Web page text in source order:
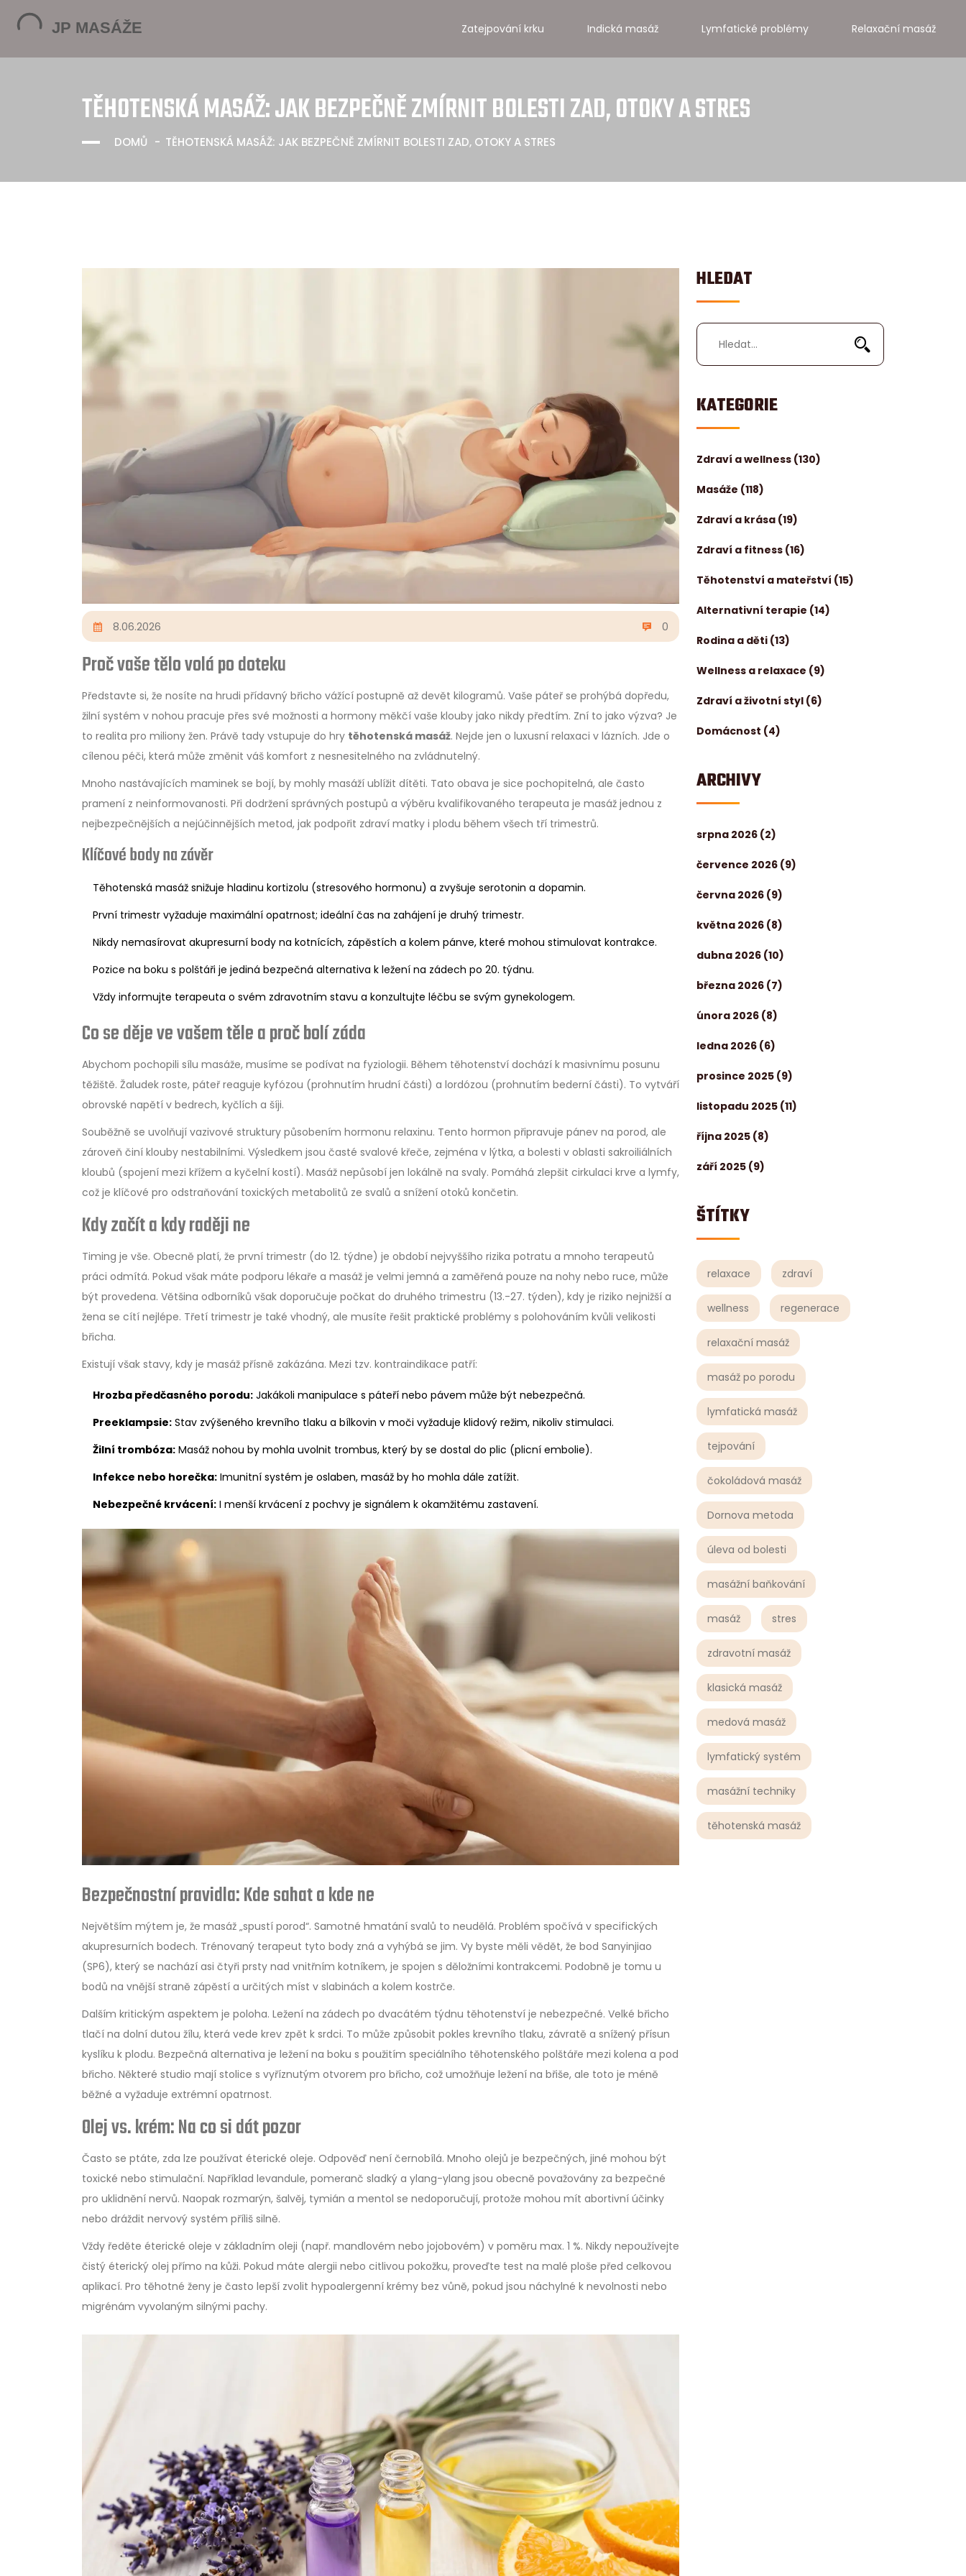
Zatejpování krku Indická masáž Lymfatické problémy Relaxační masáž
TĚHOTENSKÁ MASÁŽ: JAK BEZPEČNĚ ZMÍRNIT BOLESTI ZAD, OTOKY A STRES
DOMŮ TĚHOTENSKÁ MASÁŽ: JAK BEZPEČNĚ ZMÍRNIT BOLESTI ZAD, OTOKY A STRES
HLEDAT
KATEGORIE
Zdraví a wellness (130)
Masáže (118)
Zdraví a krása (19)
Zdraví a fitness (16)
Těhotenství a mateřství (15)
Alternativní terapie (14)
Rodina a děti (13)
Wellness a relaxace (9)
Zdraví a životní styl (6)
Domácnost (4)
ARCHIVY
srpna 2026 (2)
července 2026 (9)
června 2026 (9)
května 2026 (8)
dubna 2026 (10)
března 2026 (7)
února 2026 (8)
ledna 2026 (6)
prosince 2025 (9)
listopadu 2025 (11)
října 2025 (8)
září 2025 (9)
ŠTÍTKY
relaxace zdraví
wellness regenerace
relaxační masáž
masáž po porodu
lymfatická masáž
tejpování
čokoládová masáž
Dornova metoda
úleva od bolesti
masážní baňkování
masáž stres
zdravotní masáž
klasická masáž
medová masáž
lymfatický systém
masážní techniky
těhotenská masáž
8.06.2026 0
Proč vaše tělo volá po doteku
Představte si, že nosíte na hrudi přídavný břicho vážící postupně až devět kilogramů. Vaše páteř se prohýbá dopředu,
žilní systém v nohou pracuje přes své možnosti a hormony měkčí vaše klouby jako nikdy předtím. Zní to jako výzva? Je
to realita pro miliony žen. Právě tady vstupuje do hry těhotenská masáž. Nejde jen o luxusní relaxaci v lázních. Jde o
cílenou péči, která může změnit váš komfort z nesnesitelného na zvládnutelný.
Mnoho nastávajících maminek se bojí, by mohly masáží ublížit dítěti. Tato obava je sice pochopitelná, ale často
pramení z neinformovanosti. Při dodržení správných postupů a výběru kvalifikovaného terapeuta je masáž jednou z
nejbezpečnějších a nejúčinnějších metod, jak podpořit zdraví matky i plodu během všech tří trimestrů.
Klíčové body na závěr
Těhotenská masáž snižuje hladinu kortizolu (stresového hormonu) a zvyšuje serotonin a dopamin.
První trimestr vyžaduje maximální opatrnost; ideální čas na zahájení je druhý trimestr.
Nikdy nemasírovat akupresurní body na kotnících, zápěstích a kolem pánve, které mohou stimulovat kontrakce.
Pozice na boku s polštáři je jediná bezpečná alternativa k ležení na zádech po 20. týdnu.
Vždy informujte terapeuta o svém zdravotním stavu a konzultujte léčbu se svým gynekologem.
Co se děje ve vašem těle a proč bolí záda
Abychom pochopili sílu masáže, musíme se podívat na fyziologii. Během těhotenství dochází k masivnímu posunu
těžiště. Žaludek roste, páteř reaguje kyfózou (prohnutím hrudní části) a lordózou (prohnutím bederní části). To vytváří
obrovské napětí v bedrech, kyčlích a šíji.
Souběžně se uvolňují vazivové struktury působením hormonu relaxinu. Tento hormon připravuje pánev na porod, ale
zároveň činí klouby nestabilními. Výsledkem jsou časté svalové křeče, zejména v lýtka, a bolesti v oblasti sakroiliálních
kloubů (spojení mezi křížem a kyčelní kostí). Masáž nepůsobí jen lokálně na svaly. Pomáhá zlepšit cirkulaci krve a lymfy,
což je klíčové pro odstraňování toxických metabolitů ze svalů a snížení otoků končetin.
Kdy začít a kdy raději ne
Timing je vše. Obecně platí, že první trimestr (do 12. týdne) je období nejvyššího rizika potratu a mnoho terapeutů
práci odmítá. Pokud však máte podporu lékaře a masáž je velmi jemná a zaměřená pouze na nohy nebo ruce, může
být provedena. Většina odborníků však doporučuje počkat do druhého trimestru (13.-27. týden), kdy je riziko nejnižší a
žena se cítí nejlépe. Třetí trimestr je také vhodný, ale musíte řešit praktické problémy s polohováním kvůli velikosti
břicha.
Existují však stavy, kdy je masáž přísně zakázána. Mezi tzv. kontraindikace patří:
Hrozba předčasného porodu: Jakákoli manipulace s páteří nebo pávem může být nebezpečná.
Preeklampsie: Stav zvýšeného krevního tlaku a bílkovin v moči vyžaduje klidový režim, nikoliv stimulaci.
Žilní trombóza: Masáž nohou by mohla uvolnit trombus, který by se dostal do plic (plicní embolie).
Infekce nebo horečka: Imunitní systém je oslaben, masáž by ho mohla dále zatížit.
Nebezpečné krvácení: I menší krvácení z pochvy je signálem k okamžitému zastavení.
Bezpečnostní pravidla: Kde sahat a kde ne
Největším mýtem je, že masáž „spustí porod“. Samotné hmatání svalů to neudělá. Problém spočívá v specifických
akupresurních bodech. Trénovaný terapeut tyto body zná a vyhýbá se jim. Vy byste měli vědět, že bod Sanyinjiao
(SP6), který se nachází asi čtyři prsty nad vnitřním kotníkem, je spojen s děložními kontrakcemi. Podobně je tomu u
bodů na vnější straně zápěstí a určitých míst v slabinách a kolem kostrče.
Dalším kritickým aspektem je poloha. Ležení na zádech po dvacátém týdnu těhotenství je nebezpečné. Velké břicho
tlačí na dolní dutou žílu, která vede krev zpět k srdci. To může způsobit pokles krevního tlaku, závratě a snížený přísun
kyslíku k plodu. Bezpečná alternativa je ležení na boku s použitím speciálního těhotenského polštáře mezi kolena a pod
břicho. Některé studio mají stolice s vyříznutým otvorem pro břicho, což umožňuje ležení na břiše, ale toto je méně
běžné a vyžaduje extrémní opatrnost.
Olej vs. krém: Na co si dát pozor
Často se ptáte, zda lze používat éterické oleje. Odpověď není černobílá. Mnoho olejů je bezpečných, jiné mohou být
toxické nebo stimulační. Například levandule, pomeranč sladký a ylang-ylang jsou obecně považovány za bezpečné
pro uklidnění nervů. Naopak rozmarýn, šalvěj, tymián a mentol se nedoporučují, protože mohou mít abortivní účinky
nebo dráždit nervový systém příliš silně.
Vždy ředěte éterické oleje v základním oleji (např. mandlovém nebo jojobovém) v poměru max. 1 %. Nikdy nepoužívejte
čistý éterický olej přímo na kůži. Pokud máte alergii nebo citlivou pokožku, proveďte test na malé ploše před celkovou
aplikací. Pro těhotné ženy je často lepší zvolit hypoalergenní krémy bez vůně, pokud jsou náchylné k nevolnosti nebo
migrénám vyvolaným silnými pachy.